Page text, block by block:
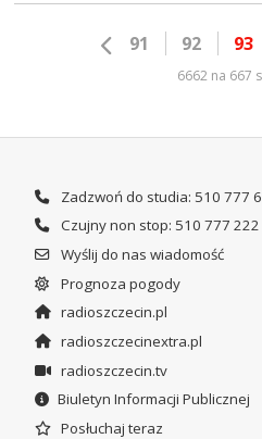
91 92 93
6662 na 667
Zadzwoń do studia: 510 777
Czujny non stop: 510 777 222
Wyślij do nas wiadomość
Prognoza pogody
radioszczecin.pl
radioszczecinextra.pl
radioszczecin.tv
Biuletyn Informacji Publicznej
Posłuchaj teraz